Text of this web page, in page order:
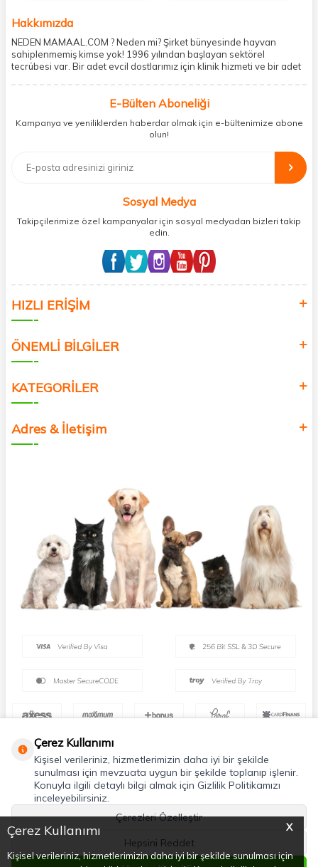
X
Çerez Kullanımı
Kişisel verileriniz, hizmetlerimizin daha iyi bir şekilde sunulması için
Hakkımızda
NEDEN MAMAAL.COM ? Neden mi? Şirket bünyesinde hayvan
sahiplenmemiş kimse yok! 1996 yılından başlayan sektörel
tecrübesi var. Bir adet evcil dostlarımız için klinik hizmeti ve bir adet
mobil şubesi ile tüketicilerine en hızlı ve güvenilir teslimatı garanti
etmektedir. Havale-EFT ve kredi kartı gibi ödeme seçenekleri ile
müşterilerini ödeme hususunda imkan sağlamıştır. Sosyal
sorumluluğu kesinlikle es geçmeyerek, mamaal.com üzerinden satışı
yapılan her ürün için sokak hayvanlarına aylık ve düzenli olarak
bağış işlemi gerçekleştirmektedir.
E-Bülten Aboneliği
Kampanya ve yeniliklerden haberdar olmak için e-bültenimize abone
olun!
Sosyal Medya
Takipçilerimize özel kampanyalar için sosyal medyadan bizleri takip
edin.
HIZLI ERİŞİM
ÖNEMLİ BİLGİLER
KATEGORİLER
Adres & İletişim
Çerez Kullanımı
Kişisel verileriniz, hizmetlerimizin daha iyi bir şekilde
sunulması için mevzuata uygun bir şekilde toplanıp işlenir.
Konuyla ilgili detaylı bilgi almak için Gizlilik Politikamızı
inceleyebilirsiniz.
Çerezleri Özelleştir
Hepsini Reddet